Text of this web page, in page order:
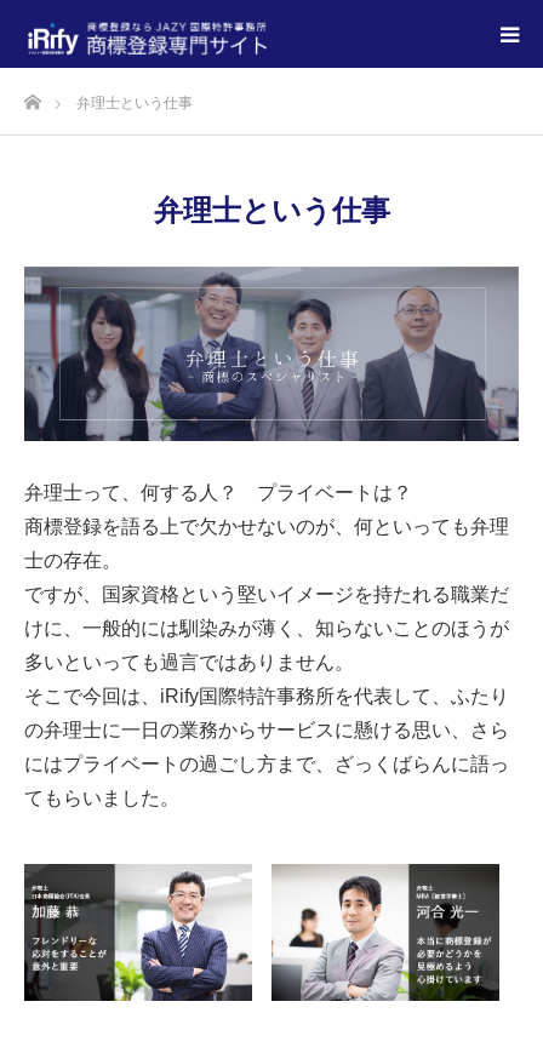
弁理士という仕事
弁理士という仕事
弁理士って、何する人？ プライベートは？
商標登録を語る上で欠かせないのが、何といっても弁理
士の存在。
ですが、国家資格という堅いイメージを持たれる職業だ
けに、一般的には馴染みが薄く、知らないことのほうが
多いといっても過言ではありません。
そこで今回は、iRify国際特許事務所を代表して、ふたり
の弁理士に一日の業務からサービスに懸ける思い、さら
にはプライベートの過ごし方まで、ざっくばらんに語っ
てもらいました。